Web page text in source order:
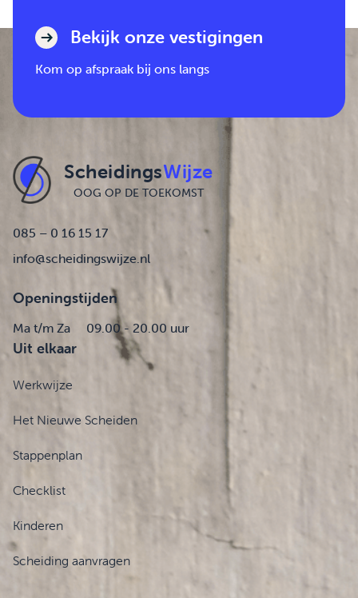
Bekijk onze vestigingen
Kom op afspraak bij ons langs
ScheidingsWijze
OOG OP DE TOEKOMST
085 – 0 16 15 17
info@scheidingswijze.nl
Openingstijden
Ma t/m Za 09.00 - 20.00 uur
Uit elkaar
Werkwijze
Het Nieuwe Scheiden
Stappenplan
Checklist
Kinderen
Scheiding aanvragen